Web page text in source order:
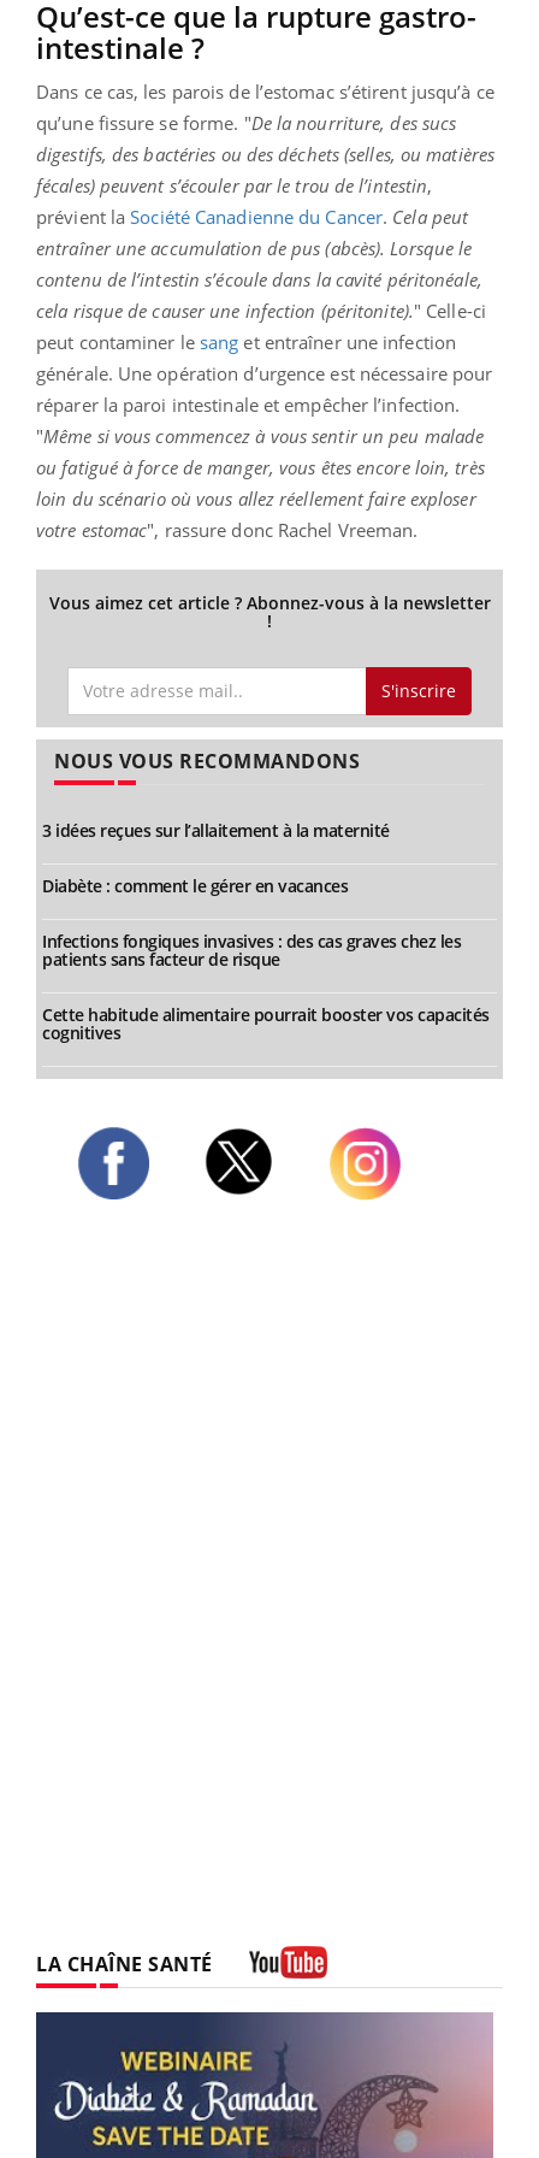
Qu’est-ce que la rupture gastro-
intestinale ?
Dans ce cas, les parois de l’estomac s’étirent jusqu’à ce
qu’une fissure se forme. "De la nourriture, des sucs
digestifs, des bactéries ou des déchets (selles, ou matières
fécales) peuvent s’écouler par le trou de l’intestin,
prévient laSociété Canadienne du Cancer. Cela peut
entraîner une accumulation de pus (abcès). Lorsque le
contenu de l’intestin s’écoule dans la cavité péritonéale,
cela risque de causer une infection (péritonite)." Celle-ci
peut contaminer le sang et entraîner une infection
générale. Une opération d’urgence est nécessaire pour
réparer la paroi intestinale et empêcher l’infection.
"Même si vous commencez à vous sentir un peu malade
ou fatigué à force de manger, vous êtes encore loin, très
loin du scénario où vous allez réellement faire exploser
votre estomac", rassure donc Rachel Vreeman.
Vous aimez cet article ? Abonnez-vous à la newsletter
!
S'inscrire
NOUS VOUS RECOMMANDONS
3 idées reçues sur l’allaitement à la maternité
Diabète : comment le gérer en vacances
Infections fongiques invasives : des cas graves chez les
patients sans facteur de risque
Cette habitude alimentaire pourrait booster vos capacités
cognitives
LA CHAÎNE SANTÉ